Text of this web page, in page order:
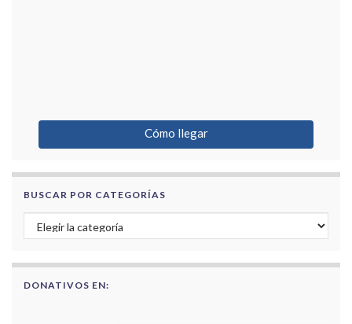
Cómo llegar
BUSCAR POR CATEGORÍAS
Buscar por categorías
DONATIVOS EN: